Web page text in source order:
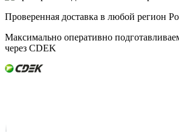
Проверенная доставка в любой регион
Максимально оперативно
через CDEK